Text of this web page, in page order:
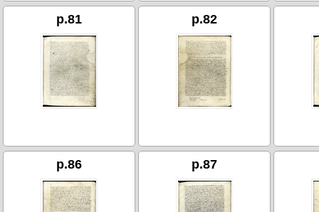
p.81 p.82
p.86 p.87